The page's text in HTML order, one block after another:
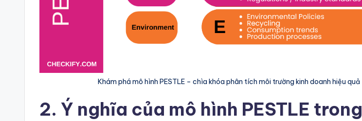
Khám phá mô hình PESTLE – chìa khóa phân tích môi trường kinh doanh hiệu quả
2. Ý nghĩa của mô hình PESTLE trong